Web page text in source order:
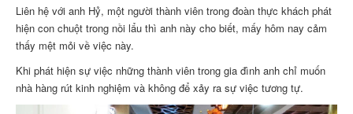
Liên hệ với anh Hỷ, một người thành viên trong đoàn thực khách phát
hiện con chuột trong nồi lẩu thì anh này cho biết, mấy hôm nay cảm
thấy mệt mỏi về việc này.
Khi phát hiện sự việc những thành viên trong gia đình anh chỉ muốn
nhà hàng rút kinh nghiệm và không để xảy ra sự việc tương tự.